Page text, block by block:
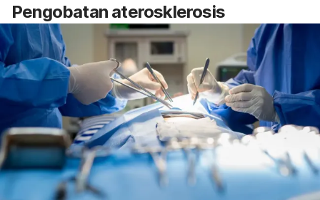
Pengobatan aterosklerosis